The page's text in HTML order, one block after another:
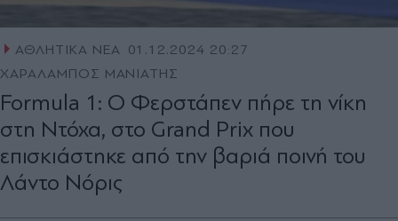
ΑΘΛΗΤΙΚΑ ΝΕΑ 01.12.2024 20:27
ΧΑΡΑΛΑΜΠΟΣ ΜΑΝΙΑΤΗΣ
Formula 1: Ο Φερστάπεν πήρε τη νίκη
στη Ντόχα, στο Grand Prix που
επισκιάστηκε από την βαριά ποινή του
Λάντο Νόρις